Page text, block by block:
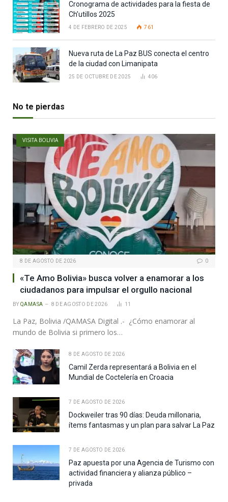
Cronograma de actividades para la fiesta de
Ch’utillos 2025
4 DE FEBRERO DE 2025 761
Nueva ruta de La Paz BUS conecta el centro
de la ciudad con Limanipata
25 DE OCTUBRE DE 2025 406
No te pierdas
VISITA BOLIVIA
8 DE AGOSTO DE 2026 0
«Te Amo Bolivia» busca volver a enamorar a los
ciudadanos para impulsar el orgullo nacional
BY QAMASA 8 DE AGOSTO DE 2026 11
La Paz, Bolivia /QAMASA Digital .- ¿Cómo enamorar al
mundo de Bolivia si primero los…
8 DE AGOSTO DE 2026
Camil Zerda representará a Bolivia en el
Mundial de Coctelería en Croacia
7 DE AGOSTO DE 2026
Dockweiler tras 90 días: Deuda millonaria,
ítems fantasmas y un plan para salvar La Paz
7 DE AGOSTO DE 2026
Paz apuesta por una Agencia de Turismo con
actividad financiera y alianza público –
privada